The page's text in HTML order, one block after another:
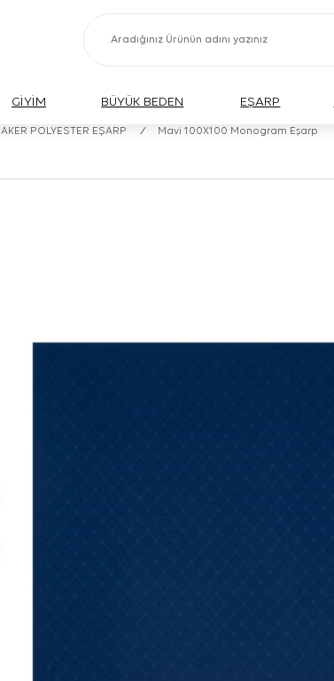
GİYİM BÜYÜK BEDEN EŞARP
AKER POLYESTER EŞARP / Mavi 100X100 Monogram Eşarp